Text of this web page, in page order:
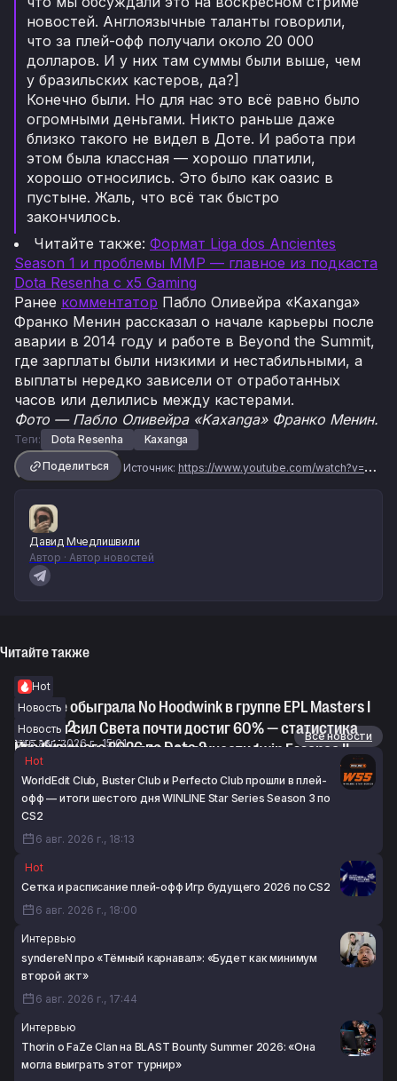
новостей. Англоязычные таланты говорили,
что за плей-офф получали около 20 000
долларов. И у них там суммы были выше, чем
у бразильских кастеров, да?]
Конечно были. Но для нас это всё равно было
огромными деньгами. Никто раньше даже
близко такого не видел в Доте. И работа при
этом была классная — хорошо платили,
хорошо относились. Это было как оазис в
пустыне. Жаль, что всё так быстро
закончилось.
Читайте также: Формат Liga dos Ancientes
Season 1 и проблемы ММР — главное из подкаста
Dota Resenha с x5 Gaming
Ранее комментатор Пабло Оливейра «Kaxanga»
Франко Менин рассказал о начале карьеры после
аварии в 2014 году и работе в Beyond the Summit,
где зарплаты были низкими и нестабильными, а
выплаты нередко зависели от отработанных
часов или делились между кастерами.
Фото — Пабло Оливейра «Kaxanga» Франко Менин.
Теги: Dota Resenha
Kaxanga
Поделиться
Источник: https://www.youtube.com/watch?v=tAhLYqC2AsU
Давид Мчедлишвили
Автор · Автор новостей
Читайте также
Hot
RE Arise обыграла No Hoodwink в группе EPL Masters I
по Dota 2
6 авг. 2026 г., 15:01
Новость
Винрейт сил Света почти достиг 60% — статистика
Игр будущего 2026 по Dota 2
6 авг. 2026 г., 14:40
Новость
Maelstorm высказался о важности 1win Essence II
перед The International 2026
6 авг. 2026 г., 14:09
Новости
Все новости
Hot
WorldEdit Club, Buster Club и Perfecto Club прошли в плей-
офф — итоги шестого дня WINLINE Star Series Season 3 по
CS2
6 авг. 2026 г., 18:13
Hot
Сетка и расписание плей-офф Игр будущего 2026 по CS2
6 авг. 2026 г., 18:00
Интервью
syndereN про «Тёмный карнавал»: «Будет как минимум
второй акт»
6 авг. 2026 г., 17:44
Интервью
Thorin о FaZe Clan на BLAST Bounty Summer 2026: «Она
могла выиграть этот турнир»